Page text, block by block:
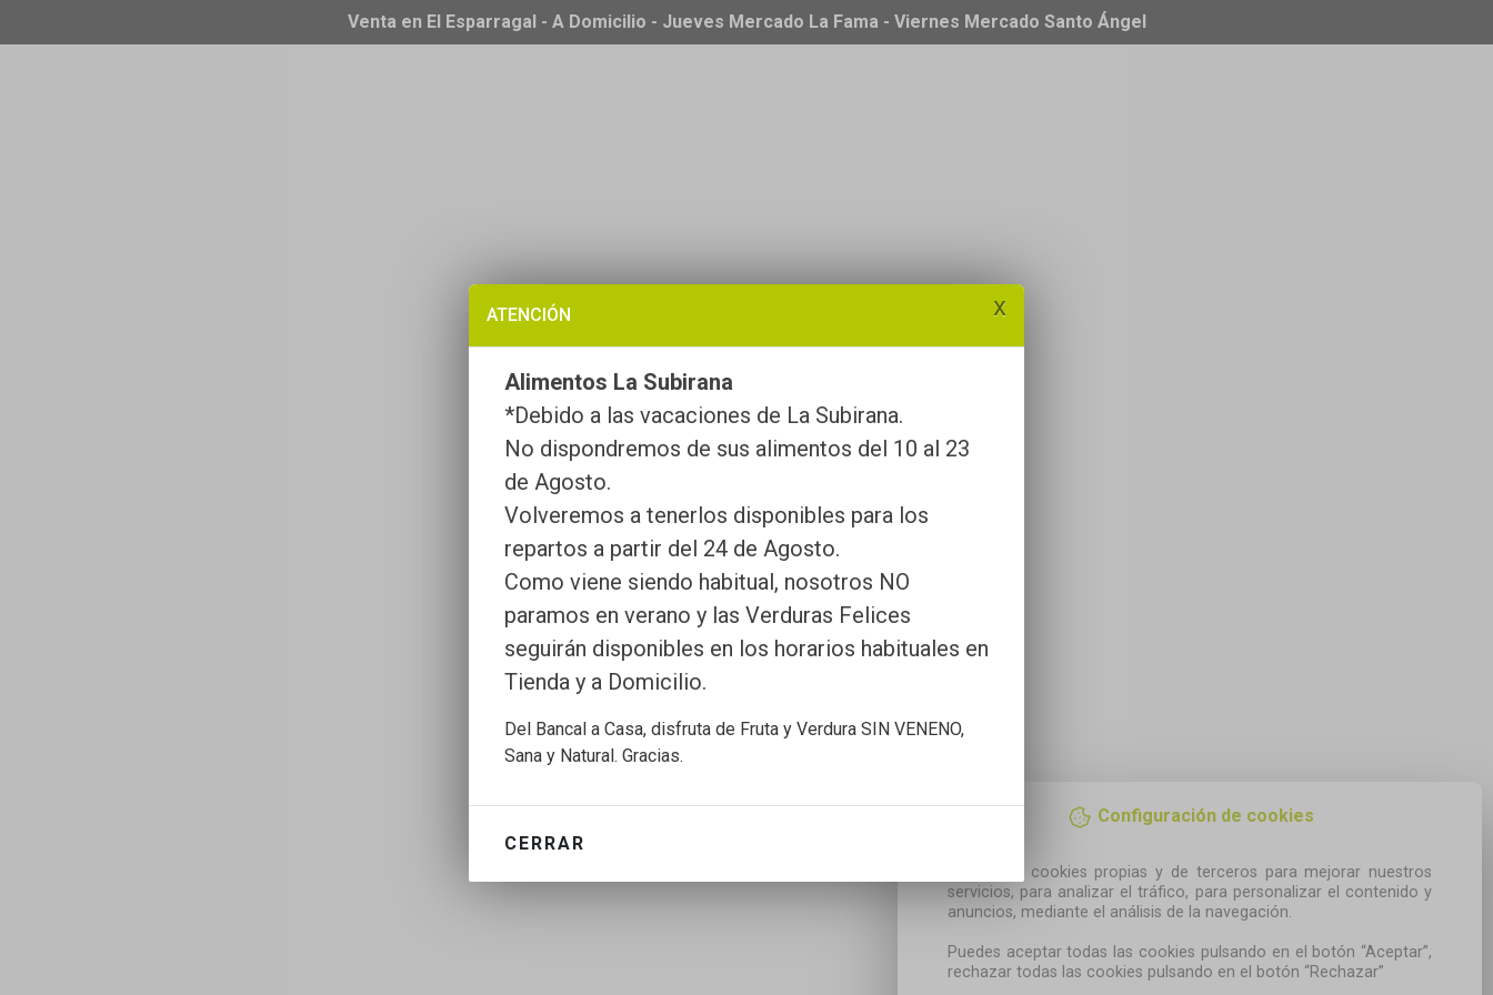
Configuración de cookies
Utilizamos cookies propias y de terceros para mejorar nuestros
servicios, para analizar el tráfico, para personalizar el contenido y
anuncios, mediante el análisis de la navegación.
Puedes aceptar todas las cookies pulsando en el botón “Aceptar”,
rechazar todas las cookies pulsando en el botón “Rechazar”
ATENCIÓN x
Alimentos La Subirana
*Debido a las vacaciones de La Subirana.
No dispondremos de sus alimentos del 10 al 23
de Agosto.
Volveremos a tenerlos disponibles para los
repartos a partir del 24 de Agosto.
Como viene siendo habitual, nosotros NO
paramos en verano y las Verduras Felices
seguirán disponibles en los horarios habituales en
Tienda y a Domicilio.
Del Bancal a Casa, disfruta de Fruta y Verdura SIN VENENO,
Sana y Natural. Gracias.
CERRAR
Venta en El Esparragal - A Domicilio - Jueves Mercado La Fama - Viernes Mercado Santo Ángel